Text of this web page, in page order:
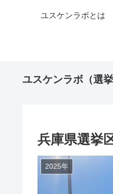
ユスケンラボとは
ユスケンラボ（選
兵庫県選挙
2025年